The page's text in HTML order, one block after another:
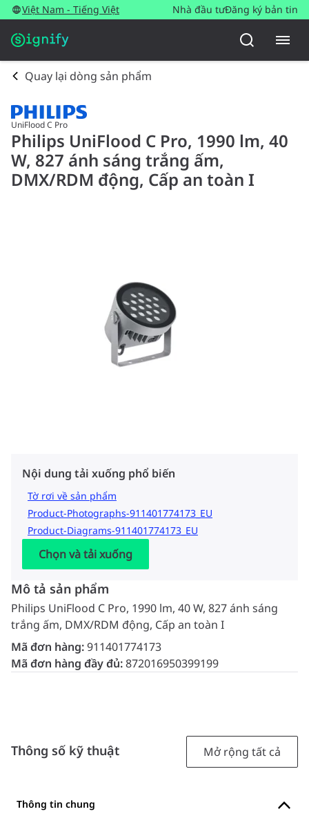
Việt Nam - Tiếng Việt Nhà đầu tưĐăng ký bản tin
Quay lại dòng sản phẩm
UniFlood C Pro
Philips UniFlood C Pro, 1990 lm, 40
W, 827 ánh sáng trắng ấm,
DMX/RDM động, Cấp an toàn I
Nội dung tải xuống phổ biến
Tờ rơi về sản phẩm
Product-Photographs-911401774173_EU
Product-Diagrams-911401774173_EU
Chọn và tải xuống
Mô tả sản phẩm
Philips UniFlood C Pro, 1990 lm, 40 W, 827 ánh sáng
trắng ấm, DMX/RDM động, Cấp an toàn I
Mã đơn hàng:911401774173
Mã đơn hàng đầy đủ:872016950399199
Thông số kỹ thuật Mở rộng tất cả
Thông tin chung